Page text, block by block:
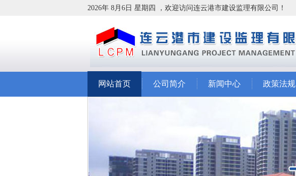
2026年 8月6日 星期四 ，欢迎访问连云港市建设监理有限公司！
网站首页 公司简介 新闻中心 政策法规